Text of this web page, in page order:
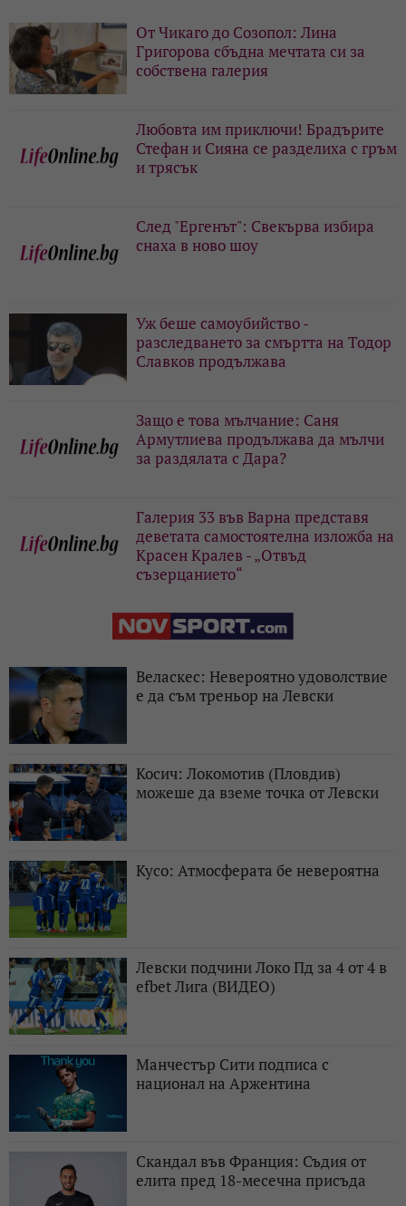
От Чикаго до Созопол: Лина
Григорова сбъдна мечтата си за
собствена галерия
Любовта им приключи! Брадърите
Стефан и Сияна се разделиха с гръм
и трясък
След "Ергенът": Свекърва избира
снаха в ново шоу
Уж беше самоубийство -
разследването за смъртта на Тодор
Славков продължава
Защо е това мълчание: Саня
Армутлиева продължава да мълчи
за раздялата с Дара?
Галерия 33 във Варна представя
деветата самостоятелна изложба на
Красен Кралев - „Отвъд
съзерцанието“
Веласкес: Невероятно удоволствие
е да съм треньор на Левски
Косич: Локомотив (Пловдив)
можеше да вземе точка от Левски
Кусо: Атмосферата бе невероятна
Левски подчини Локо Пд за 4 от 4 в
efbet Лига (ВИДЕО)
Манчестър Сити подписа с
национал на Аржентина
Скандал във Франция: Съдия от
елита пред 18-месечна присъда